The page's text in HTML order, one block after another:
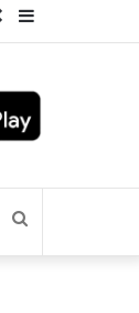
პოსტები